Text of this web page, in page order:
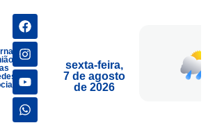
sexta-feira,
7 de agosto
de 2026